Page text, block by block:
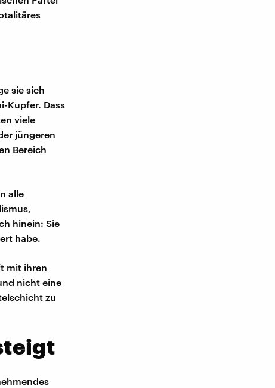
sie sich
Kupfer. Dass
viele
jüngeren
Bereich
alle
hinein: Sie
habe.
mit ihren
nicht eine
zu